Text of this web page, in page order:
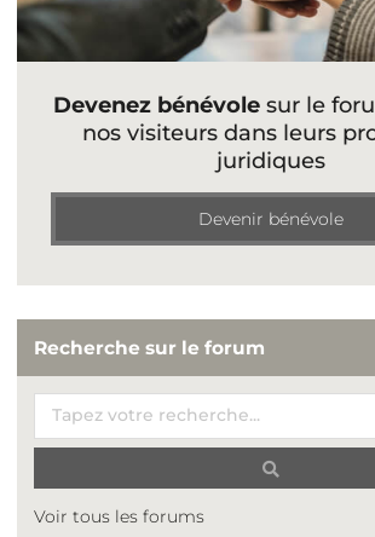
Devenez bénévolesur le
nos visiteurs dans leurs
juridiques
Devenir bénévole
Recherche sur le forum
Voir tous les forums